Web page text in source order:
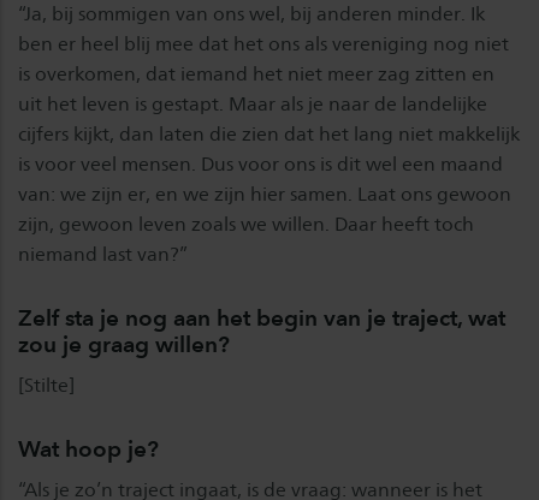
“Ja, bij sommigen van ons wel, bij anderen minder. Ik
ben er heel blij mee dat het ons als vereniging nog niet
is overkomen, dat iemand het niet meer zag zitten en
uit het leven is gestapt. Maar als je naar de landelijke
cijfers kijkt, dan laten die zien dat het lang niet makkelijk
is voor veel mensen. Dus voor ons is dit wel een maand
van: we zijn er, en we zijn hier samen. Laat ons gewoon
zijn, gewoon leven zoals we willen. Daar heeft toch
niemand last van?”
Zelf sta je nog aan het begin van je traject, wat
zou je graag willen?
[Stilte]
Wat hoop je?
“Als je zo’n traject ingaat, is de vraag: wanneer is het